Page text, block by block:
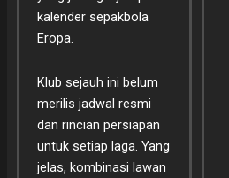
kalender sepakbola
Eropa.
Klub sejauh ini belum
merilis jadwal resmi
dan rincian persiapan
untuk setiap laga. Yang
jelas, kombinasi lawan